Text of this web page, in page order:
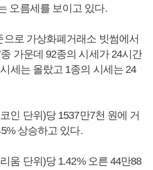
오름세를 보이고 있다.
로 가상화폐거래소 빗썸에서
가운데 92종의 시세가 24시간
세는 올랐고 1종의 시세는 24
인 단위)당 1537만7천 원에 거
상승하고 있다.
움 단위)당 1.42% 오른 44만88